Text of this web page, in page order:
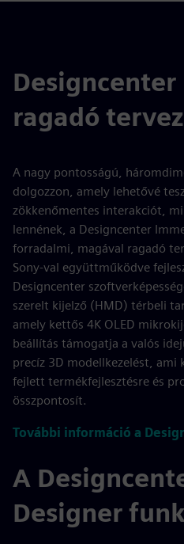
ragadó
A nagy pontosságú,
dolgozzon, amely lehetővé
zökkenőmentes interakciót,
lennének, a Designcenter
forradalmi, magával ragadó
Sony-val együttműködve
Designcenter
szerelt kijelző (HMD) térbeli
amely kettős 4K OLED
beállítás támogatja a valós
precíz 3D modellkezelést, ami
fejlett termékfejlesztésre és
összpontosít.
A
Designer